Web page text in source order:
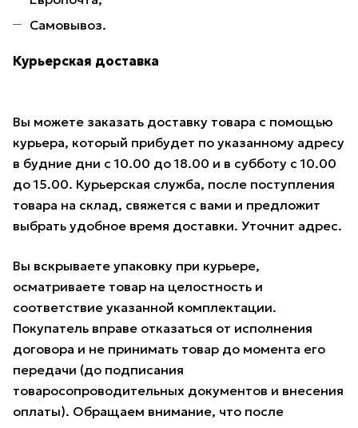
Самовывоз.
Курьерская доставка
Вы можете заказать доставку товара с помощью
курьера, который прибудет по указанному адресу
в будние дни с 10.00 до 18.00 и в субботу с 10.00
до 15.00. Курьерская служба, после поступления
товара на склад, свяжется с вами и предложит
выбрать удобное время доставки. Уточнит адрес.
Вы вскрываете упаковку при курьере,
осматриваете товар на целостность и
соответствие указанной комплектации.
Покупатель вправе отказаться от исполнения
договора и не принимать товар до момента его
передачи (до подписания
товаросопроводительных документов и внесения
оплаты). Обращаем внимание, что после